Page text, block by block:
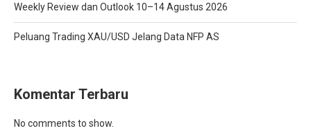
Weekly Review dan Outlook 10–14 Agustus 2026
Peluang Trading XAU/USD Jelang Data NFP AS
Komentar Terbaru
No comments to show.